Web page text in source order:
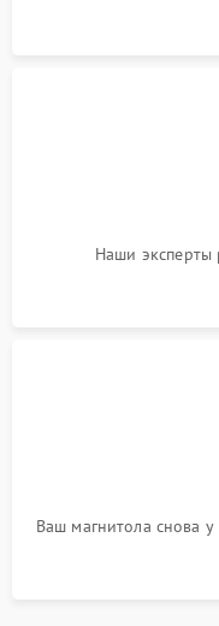
Наши эксперты
Ваш магнитола снова